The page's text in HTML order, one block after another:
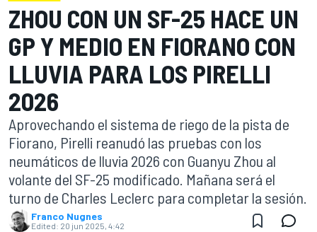
ZHOU CON UN SF-25 HACE UN
GP Y MEDIO EN FIORANO CON
LLUVIA PARA LOS PIRELLI
2026
Aprovechando el sistema de riego de la pista de
Fiorano, Pirelli reanudó las pruebas con los
neumáticos de lluvia 2026 con Guanyu Zhou al
volante del SF-25 modificado. Mañana será el
turno de Charles Leclerc para completar la sesión.
Franco Nugnes
Edited: 20 jun 2025, 4:42